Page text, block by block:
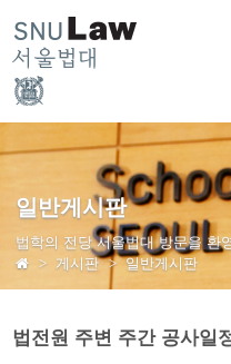
일반게시판
법학의 전당 서울법대 방문을 환
게시판
일반게시판
법전원 주변 주간 공사일